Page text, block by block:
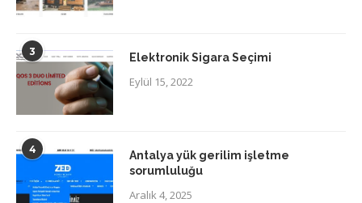
3 Elektronik Sigara Seçimi
Eylül 15, 2022
4
Antalya yük gerilim işletme
sorumluluğu
Aralık 4, 2025